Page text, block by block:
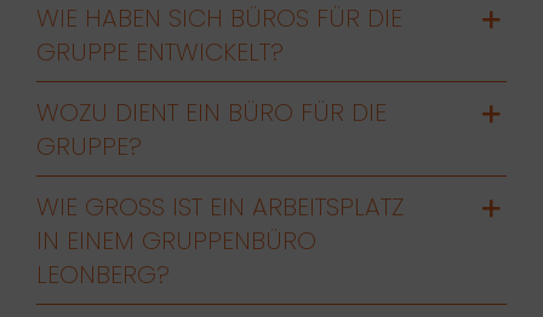
WIE HABEN SICH BÜROS FÜR DIE
GRUPPE ENTWICKELT?
WOZU DIENT EIN BÜRO FÜR DIE
GRUPPE?
WIE GROSS IST EIN ARBEITSPLATZ I
N EINEM GRUPPENBÜRO L
EONBERG?